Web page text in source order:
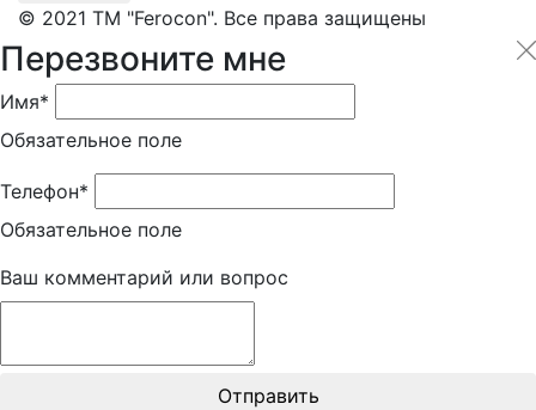
© 2021 ТМ "Ferocon". Все права защищены
Перезвоните мне
Имя*
Обязательное поле
Телефон*
Обязательное поле
Ваш комментарий или вопрос
Отправить